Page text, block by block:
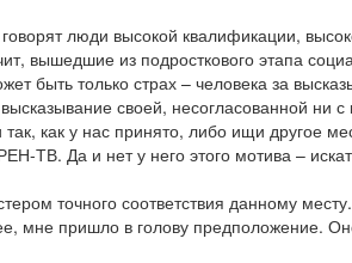
люди высокой квалификации,
вышедшие из подросткового этапа
быть только страх – человека за
своей, несогласованной
как у нас принято, либо ищи другое
ТВ. Да и нет у него этого мотива –
точного соответствия данному
мне пришло в голову предположение.